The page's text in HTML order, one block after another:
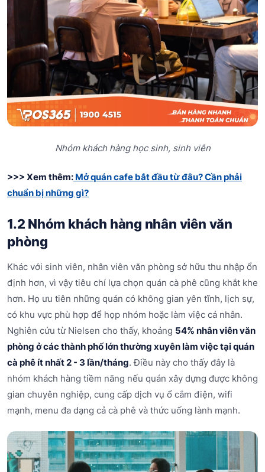
Nhóm khách hàng học sinh, sinh viên
>>> Xem thêm: Mở quán cafe bắt đầu từ đâu? Cần phải
chuẩn bị những gì?
1.2 Nhóm khách hàng nhân viên văn
phòng
Khác với sinh viên, nhân viên văn phòng sở hữu thu nhập ổn
định hơn, vì vậy tiêu chí lựa chọn quán cà phê cũng khắt khe
hơn. Họ ưu tiên những quán có không gian yên tĩnh, lịch sự,
có khu vực phù hợp để họp nhóm hoặc làm việc cá nhân.
Nghiên cứu từ Nielsen cho thấy, khoảng 54% nhân viên văn
phòng ở các thành phố lớn thường xuyên làm việc tại quán
cà phê ít nhất 2 - 3 lần/tháng. Điều này cho thấy đây là
nhóm khách hàng tiềm năng nếu quán xây dựng được không
gian chuyên nghiệp, cung cấp dịch vụ ổ cắm điện, wifi
mạnh, menu đa dạng cả cà phê và thức uống lành mạnh.